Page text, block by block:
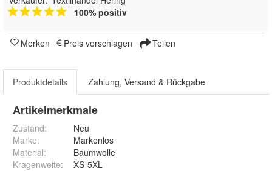
100% positiv
Merken Preis vorschlagen Teilen
Produktdetails Zahlung, Versand & Rückgabe
Artikelmerkmale
Zustand:
Neu
Marke:
Markenlos
Material:
Baumwolle
Kragenweite:
XS-5XL